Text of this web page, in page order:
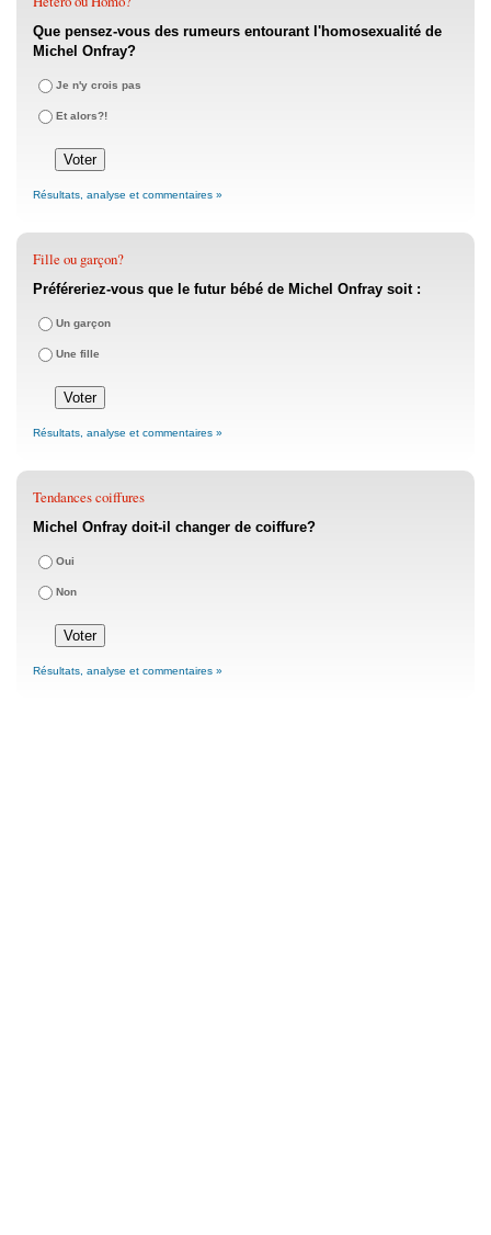
Que pensez-vous des rumeurs entourant l'homosexualité de
Michel Onfray?
Je n'y crois pas
Et alors?!
Résultats, analyse et commentaires »
Fille ou garçon?
Préféreriez-vous que le futur bébé de Michel Onfray soit :
Un garçon
Une fille
Résultats, analyse et commentaires »
Tendances coiffures
Michel Onfray doit-il changer de coiffure?
Oui
Non
Résultats, analyse et commentaires »